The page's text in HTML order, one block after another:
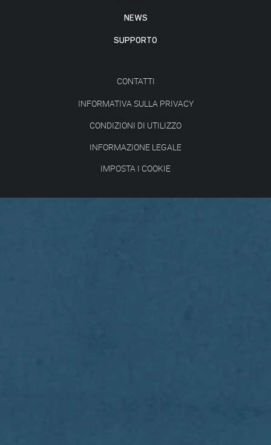
NEWS
SUPPORTO
CONTATTI
INFORMATIVA SULLA PRIVACY
CONDIZIONI DI UTILIZZO
INFORMAZIONE LEGALE
IMPOSTA I COOKIE